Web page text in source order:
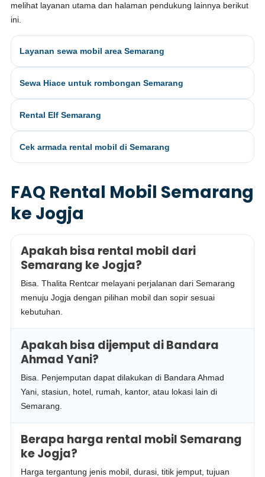
melihat layanan utama dan halaman pendukung lainnya berikut
ini.
Layanan sewa mobil area Semarang
Sewa Hiace untuk rombongan Semarang
Rental Elf Semarang
Cek armada rental mobil di Semarang
FAQ Rental Mobil Semarang
ke Jogja
Apakah bisa rental mobil dari
Semarang ke Jogja?
Bisa. Thalita Rentcar melayani perjalanan dari Semarang
menuju Jogja dengan pilihan mobil dan sopir sesuai
kebutuhan.
Apakah bisa dijemput di Bandara
Ahmad Yani?
Bisa. Penjemputan dapat dilakukan di Bandara Ahmad
Yani, stasiun, hotel, rumah, kantor, atau lokasi lain di
Semarang.
Berapa harga rental mobil Semarang
ke Jogja?
Harga tergantung jenis mobil, durasi, titik jemput, tujuan